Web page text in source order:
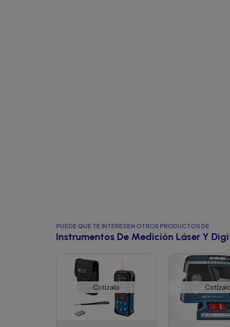
PUEDE QUE TE INTERESEN OTROS PRODUCTOS DE
Instrumentos De Medición Láser Y
Cotízalo